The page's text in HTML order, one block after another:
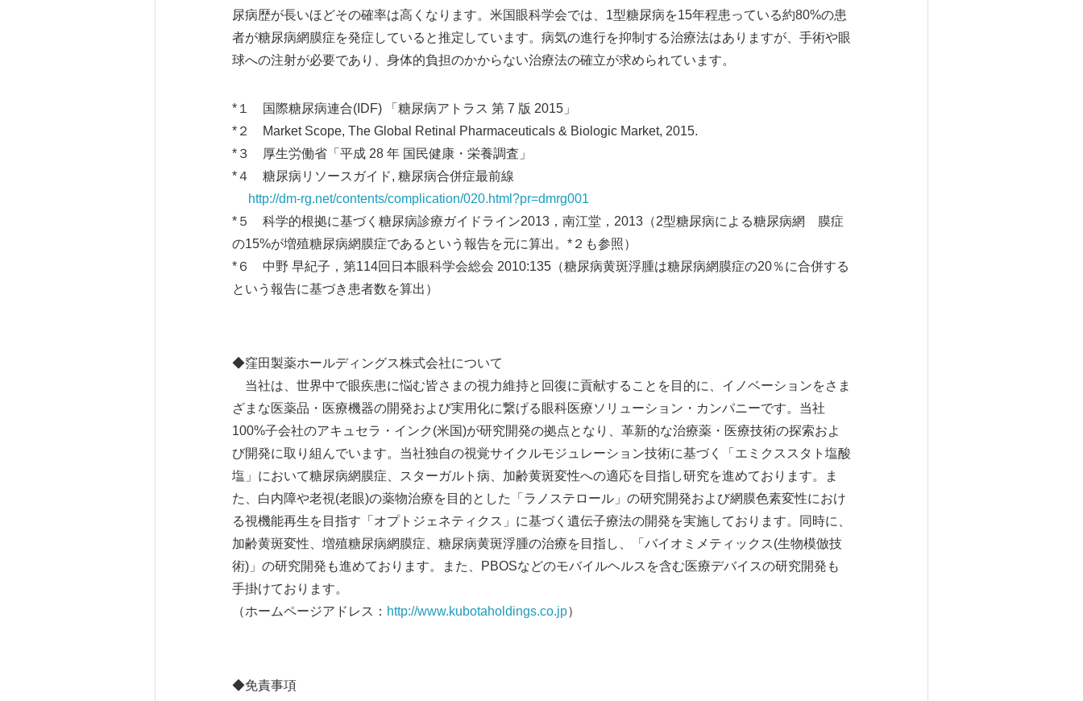
尿病歴が長いほどその確率は高くなります。米国眼科学会では、1型糖尿病を15年程患っている約80%の患
者が糖尿病網膜症を発症していると推定しています。病気の進行を抑制する治療法はありますが、手術や眼
球への注射が必要であり、身体的負担のかからない治療法の確立が求められています。
*１ 国際糖尿病連合(IDF) 「糖尿病アトラス 第 7 版 2015」
*２ Market Scope, The Global Retinal Pharmaceuticals & Biologic Market, 2015.
*３ 厚生労働省「平成 28 年 国民健康・栄養調査」
*４ 糖尿病リソースガイド, 糖尿病合併症最前線
http://dm-rg.net/contents/complication/020.html?pr=dmrg001
*５ 科学的根拠に基づく糖尿病診療ガイドライン2013，南江堂，2013（2型糖尿病による糖尿病網 膜症
の15%が増殖糖尿病網膜症であるという報告を元に算出。*２も参照）
*６ 中野 早紀子，第114回日本眼科学会総会 2010:135（糖尿病黄斑浮腫は糖尿病網膜症の20％に合併する
という報告に基づき患者数を算出）
◆窪田製薬ホールディングス株式会社について
当社は、世界中で眼疾患に悩む皆さまの視力維持と回復に貢献することを目的に、イノベーションをさま
ざまな医薬品・医療機器の開発および実用化に繋げる眼科医療ソリューション・カンパニーです。当社
100%子会社のアキュセラ・インク(米国)が研究開発の拠点となり、革新的な治療薬・医療技術の探索およ
び開発に取り組んでいます。当社独自の視覚サイクルモジュレーション技術に基づく「エミクススタト塩酸
塩」において糖尿病網膜症、スターガルト病、加齢黄斑変性への適応を目指し研究を進めております。ま
た、白内障や老視(老眼)の薬物治療を目的とした「ラノステロール」の研究開発および網膜色素変性におけ
る視機能再生を目指す「オプトジェネティクス」に基づく遺伝子療法の開発を実施しております。同時に、
加齢黄斑変性、増殖糖尿病網膜症、糖尿病黄斑浮腫の治療を目指し、「バイオミメティックス(生物模倣技
術)」の研究開発も進めております。また、PBOSなどのモバイルヘルスを含む医療デバイスの研究開発も
手掛けております。
（ホームページアドレス： http://www.kubotaholdings.co.jp）
◆免責事項